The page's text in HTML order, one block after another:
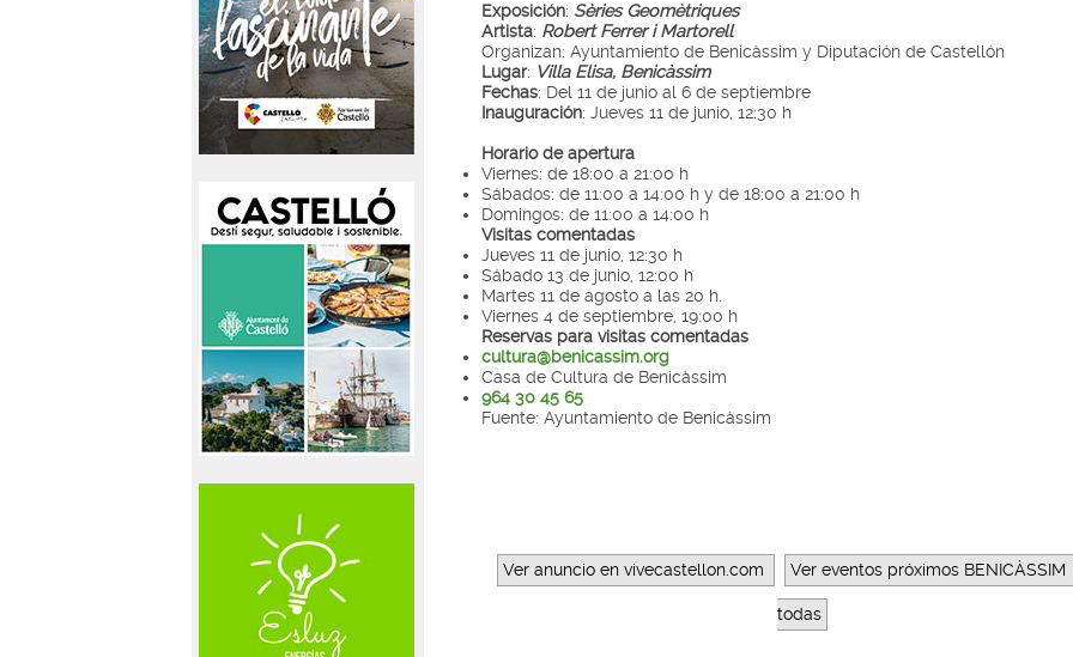
Exposición: Sèries Geomètriques
Artista: Robert Ferrer i Martorell
Organizan: Ayuntamiento de Benicàssim y Diputación de Castellón
Lugar: Villa Elisa, Benicàssim
Fechas: Del 11 de junio al 6 de septiembre
Inauguración: Jueves 11 de junio, 12:30 h
Horario de apertura
Viernes: de 18:00 a 21:00 h
Sábados: de 11:00 a 14:00 h y de 18:00 a 21:00 h
Domingos: de 11:00 a 14:00 h
Visitas comentadas
Jueves 11 de junio, 12:30 h
Sábado 13 de junio, 12:00 h
Martes 11 de agosto a las 20 h.
Viernes 4 de septiembre, 19:00 h
Reservas para visitas comentadas
cultura@benicassim.org
Casa de Cultura de Benicàssim
964 30 45 65
Fuente: Ayuntamiento de Benicàssim
Ver anuncio en vivecastellon.com Ver eventos próximos BENICÀSSIM
todas